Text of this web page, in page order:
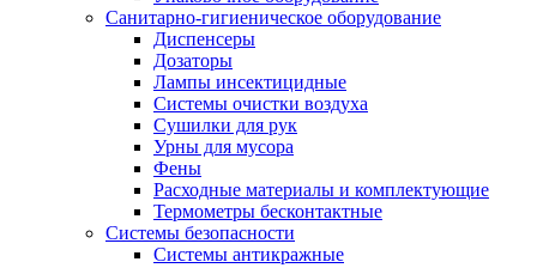
Санитарно-гигиеническое оборудование
Диспенсеры
Дозаторы
Лампы инсектицидные
Системы очистки воздуха
Сушилки для рук
Урны для мусора
Фены
Расходные материалы и комплектующие
Термометры бесконтактные
Системы безопасности
Системы антикражные